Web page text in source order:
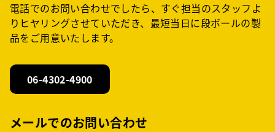
電話でのお問い合わせでしたら、すぐ担当のスタッフよ
りヒヤリングさせていただき、最短当日に段ボールの製
品をご用意いたします。
06-4302-4900
メールでのお問い合わせ